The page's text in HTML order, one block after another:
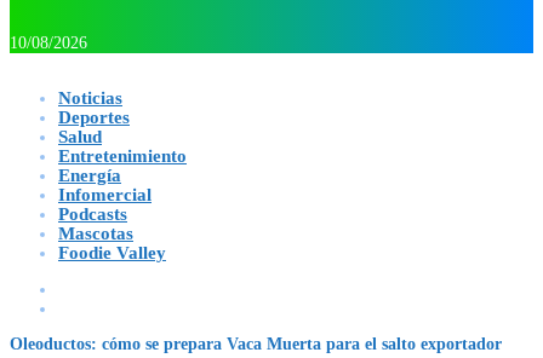
10/08/2026
Noticias
Deportes
Salud
Entretenimiento
Energía
Infomercial
Podcasts
Mascotas
Foodie Valley
Oleoductos: cómo se prepara Vaca Muerta para el salto exportador